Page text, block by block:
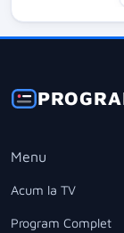
Menu
Acum la TV
Program Complet